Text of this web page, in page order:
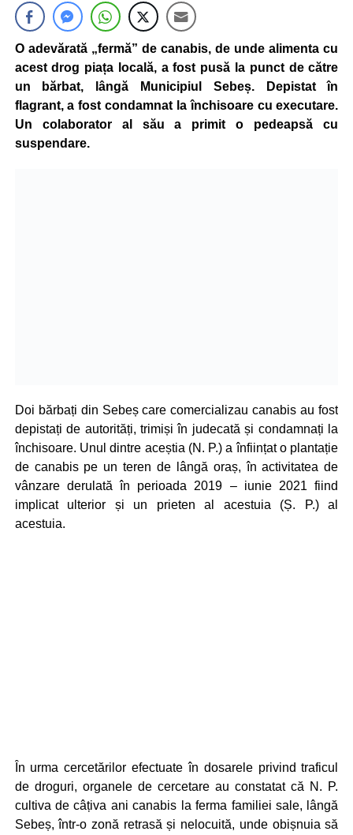
O adevărată „fermă” de canabis, de unde alimenta cu
acest drog piața locală, a fost pusă la punct de către
un bărbat, lângă Municipiul Sebeș. Depistat în
flagrant, a fost condamnat la închisoare cu executare.
Un colaborator al său a primit o pedeapsă cu
suspendare.
Doi bărbați din Sebeș care comercializau canabis au fost
depistați de autorități, trimiși în judecată și condamnați la
închisoare. Unul dintre aceștia (N. P.) a înființat o plantație
de canabis pe un teren de lângă oraș, în activitatea de
vânzare derulată în perioada 2019 – iunie 2021 fiind
implicat ulterior și un prieten al acestuia (Ș. P.) al
acestuia.
În urma cercetărilor efectuate în dosarele privind traficul
de droguri, organele de cercetare au constatat că N. P.
cultiva de câțiva ani canabis la ferma familiei sale, lângă
Sebeș, într-o zonă retrasă și nelocuită, unde obișnuia să